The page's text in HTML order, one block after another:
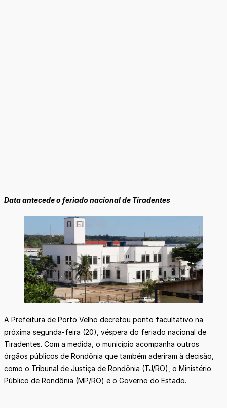
Data antecede o feriado nacional de Tiradentes
A Prefeitura de Porto Velho decretou ponto facultativo na
próxima segunda-feira (20), véspera do feriado nacional de
Tiradentes. Com a medida, o município acompanha outros
órgãos públicos de Rondônia que também aderiram à decisão,
como o Tribunal de Justiça de Rondônia (TJ/RO), o Ministério
Público de Rondônia (MP/RO) e o Governo do Estado.